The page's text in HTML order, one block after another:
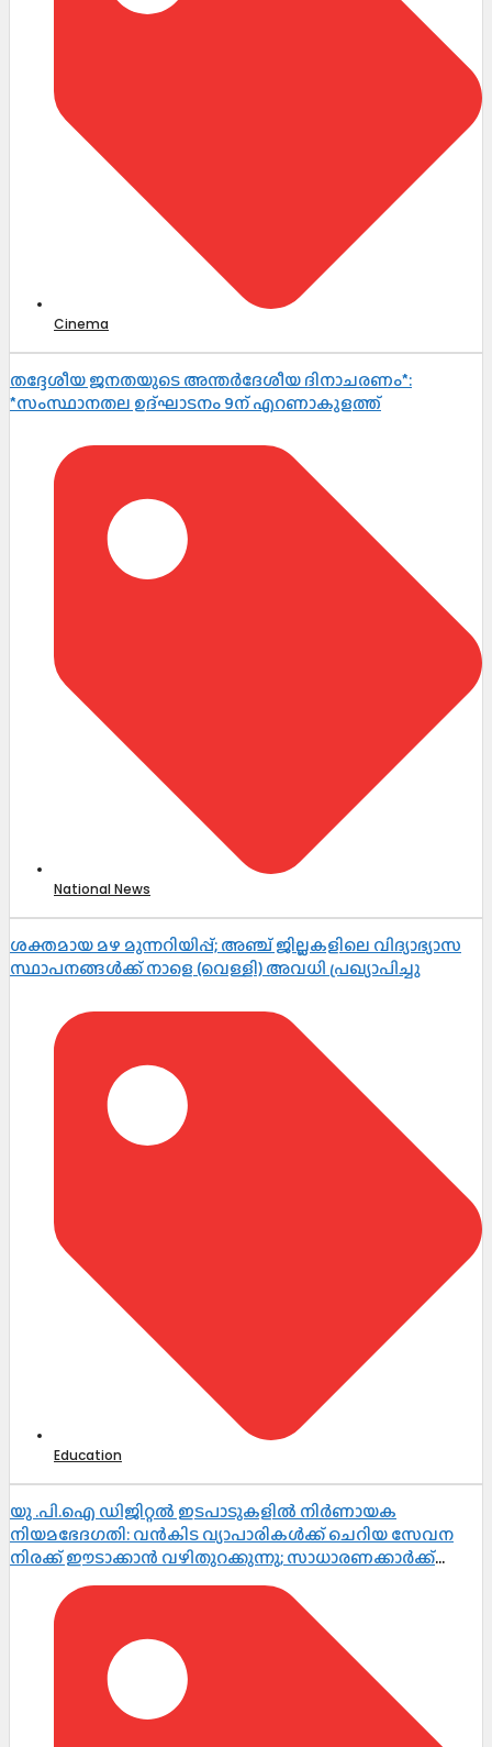
Cinema
തദ്ദേശീയ ജനതയുടെ അന്തർദേശീയ ദിനാചരണം*:
*സംസ്ഥാനതല ഉദ്ഘാടനം 9ന് എറണാകുളത്ത്
National News
ശക്തമായ മഴ മുന്നറിയിപ്പ്; അഞ്ച് ജില്ലകളിലെ വിദ്യാഭ്യാസ
സ്ഥാപനങ്ങൾക്ക് നാളെ (വെള്ളി) അവധി പ്രഖ്യാപിച്ചു
Education
യു .പി.ഐ ഡിജിറ്റൽ ഇടപാടുകളിൽ നിർണായക
നിയമഭേദഗതി: വൻകിട വ്യാപാരികൾക്ക് ചെറിയ സേവന
നിരക്ക് ഈടാക്കാൻ വഴിതുറക്കുന്നു; സാധാരണക്കാർക്ക്
പണമിടപാടുകൾ തുടർന്നും സൗജന്യം